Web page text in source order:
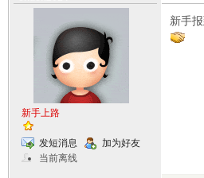
新手上路
发短消息
加为好友
当前离线
新手